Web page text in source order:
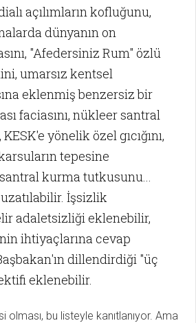
açılımların kofluğunu,
dünyanın on
"Afedersiniz Rum" özlü
umarsız kentsel
eklenmiş benzersiz bir
faciasını, nükleer santral
yönelik özel gıcığını,
tepesine
kurma tutkusunu...
İşsizlik
adaletsizliği eklenebilir,
ihtiyaçlarına cevap
dillendirdiği "üç
eklenebilir.
olması, bu listeyle kanıtlanıyor. Ama